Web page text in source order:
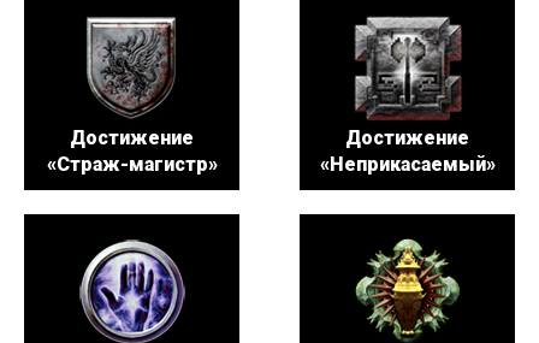
Достижение
«Страж-магистр»
Достижение
«Неприкасаемый»